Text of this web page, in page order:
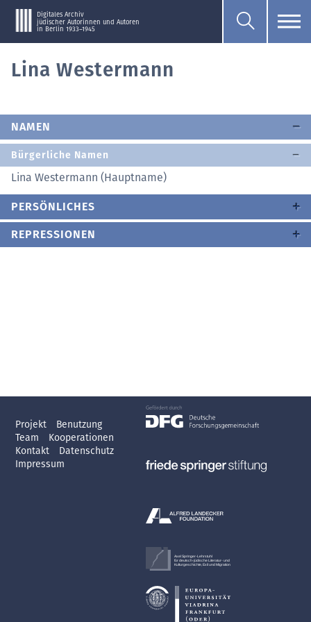
Digitales Archiv
jüdischer Autorinnen und Autoren
in Berlin 1933–1945
Lina Westermann
NAMEN
Bürgerliche Namen
Lina Westermann (Hauptname)
PERSÖNLICHES
REPRESSIONEN
Projekt
Benutzung
Team
Kooperationen
Kontakt
Datenschutz
Impressum
Axel Springer-Lehrstuhl
für deutsch-jüdische Literatur- und
Kulturgeschichte, Exil und Migration